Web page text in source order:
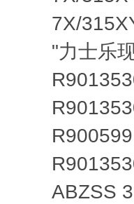
7X/
"力士乐
ABZSS